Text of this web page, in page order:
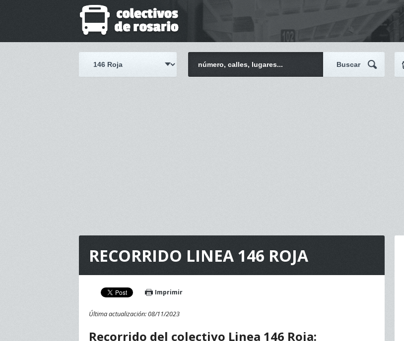
RECORRIDO LINEA 146 ROJA
Imprimir
Última actualización: 08/11/2023
Recorrido del colectivo Linea 146 Roja: